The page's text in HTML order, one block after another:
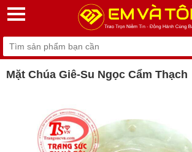
Mặt Chúa Giê-Su Ngọc Cẩm Thạch